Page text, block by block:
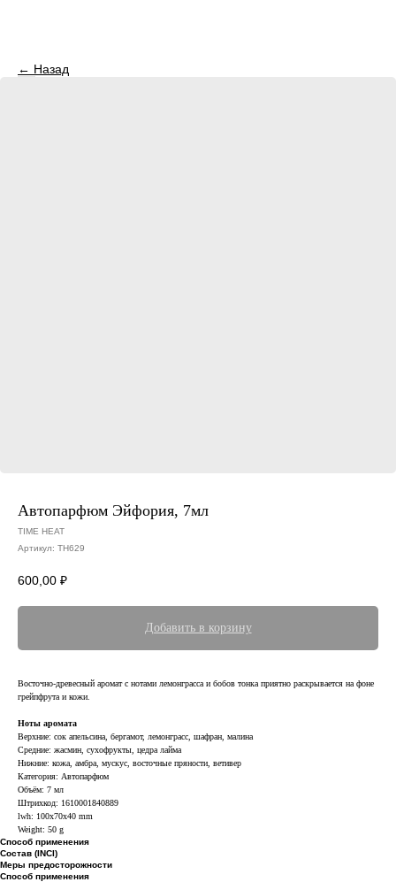
Автопарфюм Эйфория, 7мл
TIME HEAT
Артикул: TH629
600,00 ₽
Добавить в корзину
Восточно-древесный аромат с нотами лемонграсса и бобов тонка приятно раскрывается на фоне
грейпфрута и кожи.
Ноты аромата
Верхние: сок апельсина, бергамот, лемонграсс, шафран, малина
Средние: жасмин, сухофрукты, цедра лайма
Нижние: кожа, амбра, мускус, восточные пряности, ветивер
Категория: Автопарфюм
Объём: 7 мл
Штрихкод: 1610001840889
lwh: 100x70x40 mm
Weight: 50 g
Способ применения
Состав (INCI)
Меры предосторожности
Способ применения